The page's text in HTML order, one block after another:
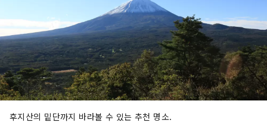
후지산의 밑단까지 바라볼 수 있는 추천 명소.